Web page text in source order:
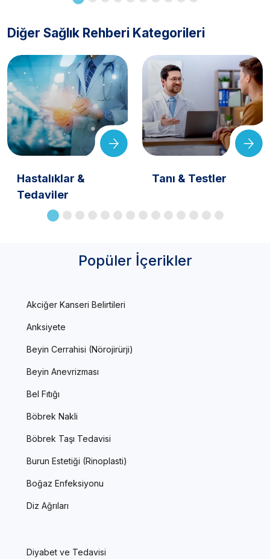
Diğer Sağlık Rehberi Kategorileri
Hastalıklar &
Tedaviler
Tanı & Testler
Popüler İçerikler
Akciğer Kanseri Belirtileri
Anksiyete
Beyin Cerrahisi (Nörojirürji)
Beyin Anevrizması
Bel Fıtığı
Böbrek Nakli
Böbrek Taşı Tedavisi
Burun Estetiği (Rinoplasti)
Boğaz Enfeksiyonu
Diz Ağrıları
Diyabet ve Tedavisi